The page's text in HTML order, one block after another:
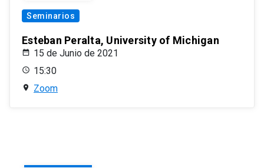
Seminarios
Esteban Peralta, University of Michigan
15 de Junio de 2021
15:30
Zoom